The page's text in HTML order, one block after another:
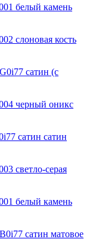
белый камень
слоновая кость
сатин (с
черный оникс
сатин сатин
светло-серая
белый камень
сатин матовое